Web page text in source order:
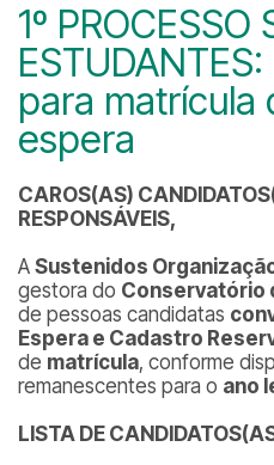
1º PROCESSO
para matrícula
espera
CAROS(AS)
RESPONSÁVEIS,
A Sustenidos
gestora do Conservatório
de pessoas candidatas
Espera e Cadastro
de matrícula, conforme
remanescentes para o ano
LISTA DE